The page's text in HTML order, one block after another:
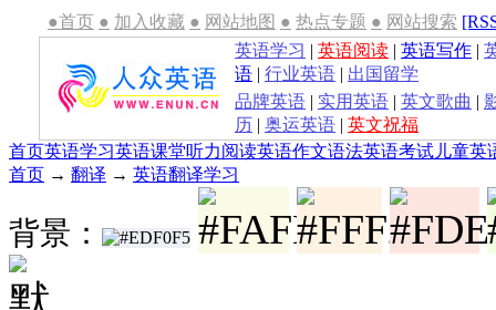
●首页 ● 加入收藏 ● 网站地图 ● 热点专题 ● 网站搜索
英语学习 | 英语阅读 | 英语写作 |
语 | 行业英语 | 出国留学
品牌英语 | 实用英语 | 英文歌曲 |
历 | 奥运英语 | 英文祝福
首页英语学习英语课堂听力阅读英语作文语法英语考试 儿童英
首页 → 翻译 → 英语翻译学习
背景：